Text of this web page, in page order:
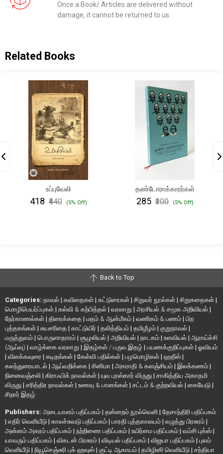
Once a Book/ Articles are delivered without
damage, it cannot be returned to us.
Related Books
உப்புவேலி
₹418 ₹440 (5% Off)
தண்டோராக்காரர்கள்
₹285 ₹300 (5% Off)
Back to Top
Categories: நாவல் | கவிதைகள் | கட்டுரைகள் | சிறுவர் நூல்கள் | சிறுகதைகள் |
மொழிபெயர்ப்புகள் | கல்வி & கற்பித்தல் | வரலாறு | அரசியல் & சமூக அறிவியல் |
நேர்காணல்கள் | திரைக்கதை | மதம் & ஆன்மீகம் | வணிகம் & பணம் | பிற
புத்தகங்கள் | சுயசரிதை | காட்டுயிர் | தலித்தியம் | தமிழீழம் | குறுநாவல் |
மருத்துவம் | பொருளாதாரம் | சூழலியல் | அறிவியல் | நாடகம் | உளவியல் | ஆராய்ச்சி
(ஆய்வு) | வாழ்க்கை வரலாறு | இதழ்கள் / பருவ இதழ் | பயணக்குறிப்புகள் | ஓவியம்
| விளக்கவுரை | கடிதங்கள் | கேள்வி பதில்கள் | பழமொழிகள் | ஹதீஸ் |
கலந்துரையாடல் | ஆய்வறிக்கை | சினிமா | அகராதி & களஞ்சியம் | இலக்கணம் |
நினைவஞ்சலி | கிராஃபிக் நாவல்கள் | யுவ புரஸ்கார் விருது | சாகித்திய அகாதமி
விருது | சரித்திர நாவல்கள் | உணவு & பானங்கள் | சட்டம் & குற்றவியல் | கையேடு |
சிறார் இதழ்
Publishers: அடையாளம் பதிப்பகம் | தன்னறம் நூல்வெளி | தேசாந்திரி பதிப்பகம்
| எதிர் வெளியீடு | காலச்சுவடு பதிப்பகம் | பாரதி புத்தகாலயம் | எழுத்து பிரசுரம் |
அன்னம் அகரம் பதிப்பகம் | நற்றிணை பதிப்பகம் | உயிர்மை பதிப்பகம் | வம்சி புக்ஸ் |
யாவரும் பதிப்பகம் | விகடன் பிரசுரம் | விடியல் பதிப்பகம் | விஜயா பதிப்பகம் | புலம்
வெளியீடு | நியூசெஞ்சுரி புக் ஹவுஸ் | குட்டி ஆகாயம் | தமிழினி வெளியீடு | சந்தியா